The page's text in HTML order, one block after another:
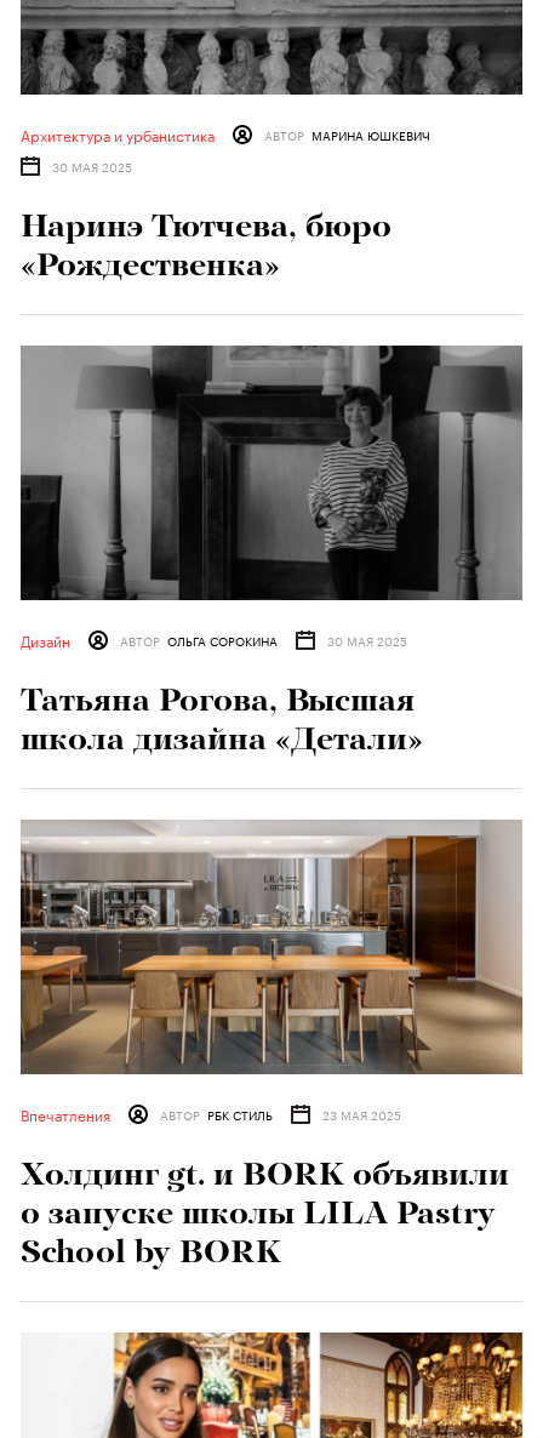
Архитектура и урбанистика АВТОР МАРИНА ЮШКЕВИЧ
30 МАЯ 2025
Наринэ Тютчева, бюро
«Рождественка»
Дизайн АВТОР ОЛЬГА СОРОКИНА 30 МАЯ 2025
Татьяна Рогова, Высшая
школа дизайна «Детали»
Впечатления АВТОР РБК СТИЛЬ 23 МАЯ 2025
Холдинг gt. и BORK объявили
о запуске школы LILA Pastry
School by BORK